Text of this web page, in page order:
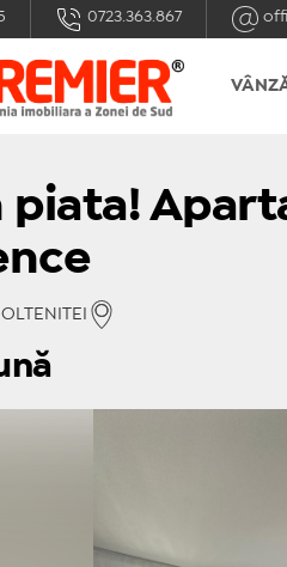
0723.363.867
piata!